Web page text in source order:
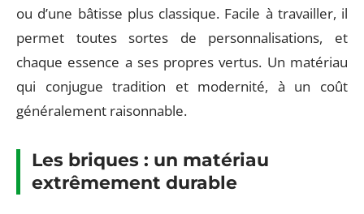
ou d’une bâtisse plus classique. Facile à travailler, il
permet toutes sortes de personnalisations, et
chaque essence a ses propres vertus. Un matériau
qui conjugue tradition et modernité, à un coût
généralement raisonnable.
Les briques : un matériau
extrêmement durable